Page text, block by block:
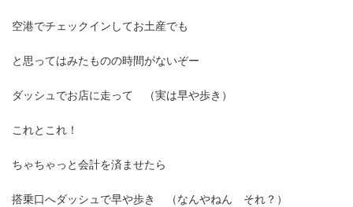
空港でチェックインしてお土産でも
と思ってはみたものの時間がないぞー
ダッシュでお店に走って （実は早や歩き）
これとこれ！
ちゃちゃっと会計を済ませたら
搭乗口へダッシュで早や歩き （なんやねん それ？）